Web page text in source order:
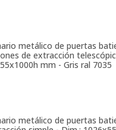
metálico de puertas
de extracción
mm - Gris ral 7035
metálico de puertas